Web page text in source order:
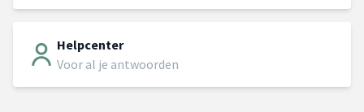
Helpcenter
Voor al je antwoorden